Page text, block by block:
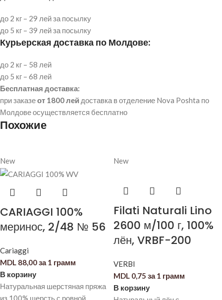
до 2 кг – 29 лей за посылку
до 5 кг – 39 лей за посылку
Курьерская доставка по Молдове:
до 2 кг – 58 лей
до 5 кг – 68 лей
Бесплатная доставка:
при заказеот 1800 лей доставка в отделение Nova Poshta по
Молдове осуществляется бесплатно
Похожие
New
CARIAGGI 100%
меринос, 2/48 № 56
Cariaggi
MDL 88,00за 1 грамм
В корзину
Натуральная шерстяная пряжа
из 100% шерсть с ровной
New
Filati Naturali Lino
2600 м/100 г, 100%
лён, VRBF-200
VERBI
MDL 0,75 за 1 грамм
В корзину